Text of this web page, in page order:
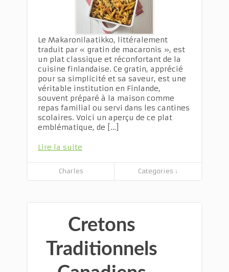
Le Makaronilaatikko, littéralement
traduit par « gratin de macaronis », est
un plat classique et réconfortant de la
cuisine finlandaise. Ce gratin, apprécié
pour sa simplicité et sa saveur, est une
véritable institution en Finlande,
souvent préparé à la maison comme
repas familial ou servi dans les cantines
scolaires. Voici un aperçu de ce plat
emblématique, de […]
Lire la suite
Charles Categories ↓
Cretons
Traditionnels